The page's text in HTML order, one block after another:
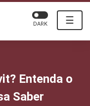
☰
DARK
Entenda o
Saber